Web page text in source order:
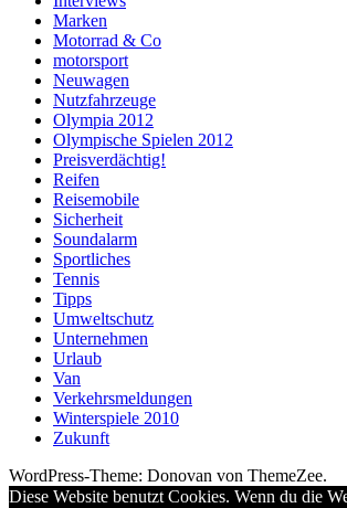
Marken
Motorrad & Co
motorsport
Neuwagen
Nutzfahrzeuge
Olympia 2012
Olympische Spielen 2012
Preisverdächtig!
Reifen
Reisemobile
Sicherheit
Soundalarm
Sportliches
Tennis
Tipps
Umweltschutz
Unternehmen
Urlaub
Van
Verkehrsmeldungen
Winterspiele 2010
Zukunft
WordPress-Theme: Donovan von ThemeZee.
Diese Website benutzt Cookies. Wenn du die